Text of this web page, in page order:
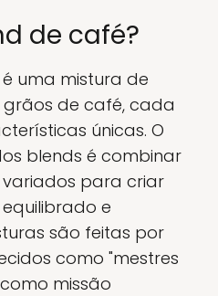
de café?
é uma mistura de
de café, cada
únicas. O
blends é combinar
para criar
e
são feitas por
como "mestres
missão